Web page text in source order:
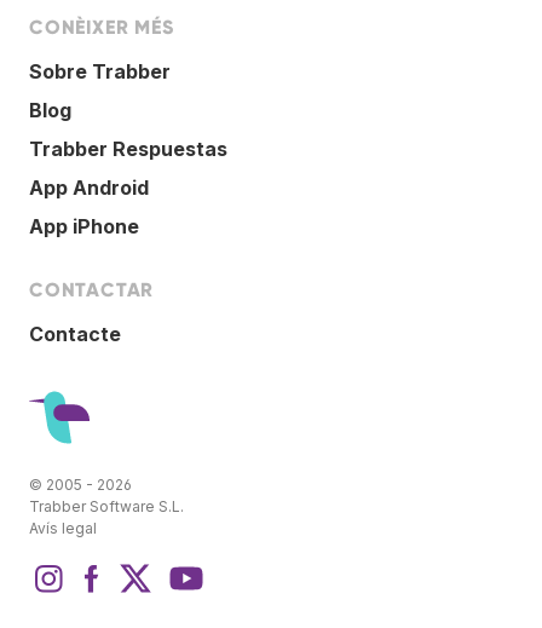
CONÈIXER MÉS
Sobre Trabber
Blog
Trabber Respuestas
App Android
App iPhone
CONTACTAR
Contacte
© 2005 - 2026
Trabber Software S.L.
Avís legal